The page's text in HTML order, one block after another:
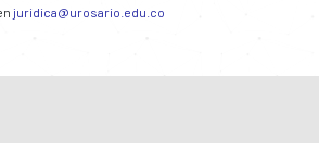
juridica@urosario.edu.co